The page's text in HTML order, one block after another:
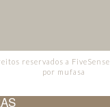
reservados a
por mufasa